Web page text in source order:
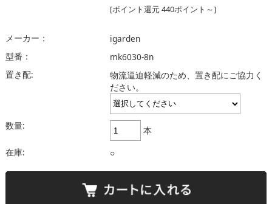
[ポイント還元 440ポイント～]
メーカー：
igarden
型番：
mk6030-8n
置き配:
物流逼迫軽減のため、置き配にご協力く
ださい。
数量:
本
在庫:
○